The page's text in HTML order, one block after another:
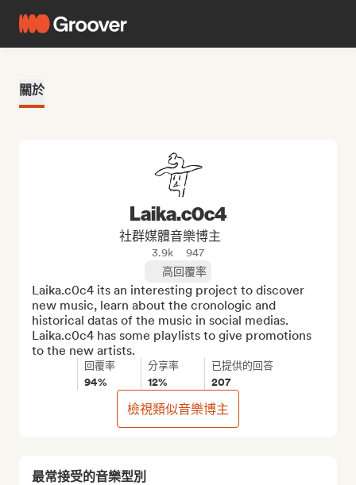
關於
最常接受的音樂型別
Laika.c0c4
社群媒體音樂博主
3.9k
947
高回覆率
Laika.c0c4 its an interesting project to discover
new music, learn about the cronologic and
historical datas of the music in social medias.
Laika.c0c4 has some playlists to give promotions
to the new artists.
回覆率
94%
分享率
12%
已提供的回答
207
檢視類似音樂博主